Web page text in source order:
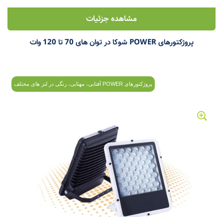
مشاهده جزئیات
پروژکتورهای POWER شوکا در توان های 70 تا 120 وات
پروژکتورهای POWER آفتابی، مهتابی، رنگی در لنز های مختلف